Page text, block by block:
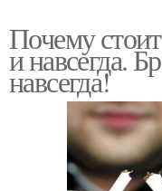
Почему
и навсегда.
навсегда!